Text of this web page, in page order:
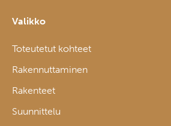
Valikko
Toteutetut kohteet
Rakennuttaminen
Rakenteet
Suunnittelu